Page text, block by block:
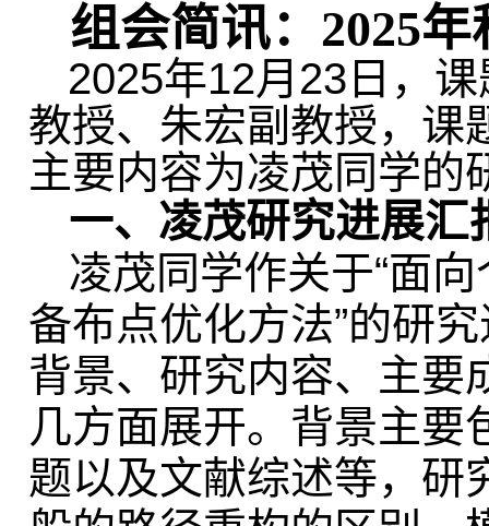
组会简讯： 2025年
2025年12月23日，
教授、朱宏副教授，课
主要内容为凌茂同学的
一、 凌茂研究进展汇
凌茂同学作关于“面
备布点优化方法”的研
背景、研究内容、主要
几方面展开。背景主要
题以及文献综述等，研